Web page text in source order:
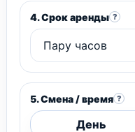
4. Срок аренды ?
5. Смена / время ?
День